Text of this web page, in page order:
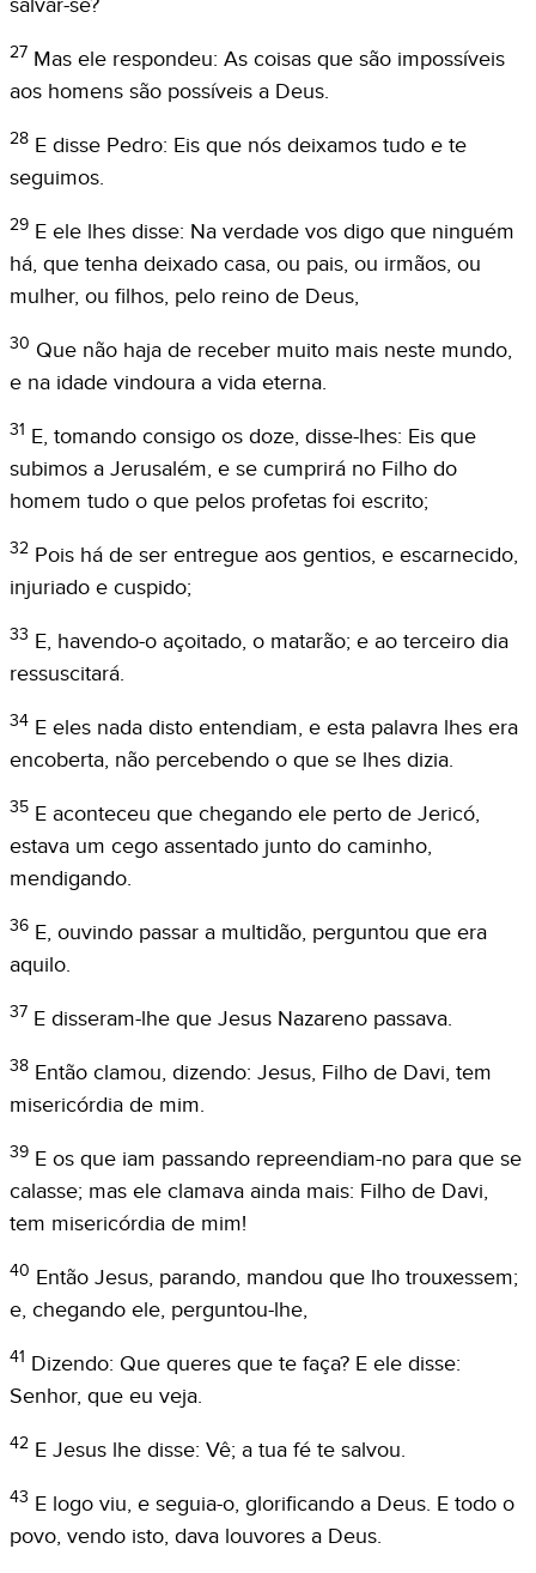
salvar-se?
27 Mas ele respondeu: As coisas que são impossíveis
aos homens são possíveis a Deus.
28 E disse Pedro: Eis que nós deixamos tudo e te
seguimos.
29 E ele lhes disse: Na verdade vos digo que ninguém
há, que tenha deixado casa, ou pais, ou irmãos, ou
mulher, ou filhos, pelo reino de Deus,
30 Que não haja de receber muito mais neste mundo,
e na idade vindoura a vida eterna.
31 E, tomando consigo os doze, disse-lhes: Eis que
subimos a Jerusalém, e se cumprirá no Filho do
homem tudo o que pelos profetas foi escrito;
32 Pois há de ser entregue aos gentios, e escarnecido,
injuriado e cuspido;
33 E, havendo-o açoitado, o matarão; e ao terceiro dia
ressuscitará.
34 E eles nada disto entendiam, e esta palavra lhes era
encoberta, não percebendo o que se lhes dizia.
35 E aconteceu que chegando ele perto de Jericó,
estava um cego assentado junto do caminho,
mendigando.
36 E, ouvindo passar a multidão, perguntou que era
aquilo.
37 E disseram-lhe que Jesus Nazareno passava.
38 Então clamou, dizendo: Jesus, Filho de Davi, tem
misericórdia de mim.
39 E os que iam passando repreendiam-no para que se
calasse; mas ele clamava ainda mais: Filho de Davi,
tem misericórdia de mim!
40 Então Jesus, parando, mandou que lho trouxessem;
e, chegando ele, perguntou-lhe,
41 Dizendo: Que queres que te faça? E ele disse:
Senhor, que eu veja.
42 E Jesus lhe disse: Vê; a tua fé te salvou.
43 E logo viu, e seguia-o, glorificando a Deus. E todo o
povo, vendo isto, dava louvores a Deus.